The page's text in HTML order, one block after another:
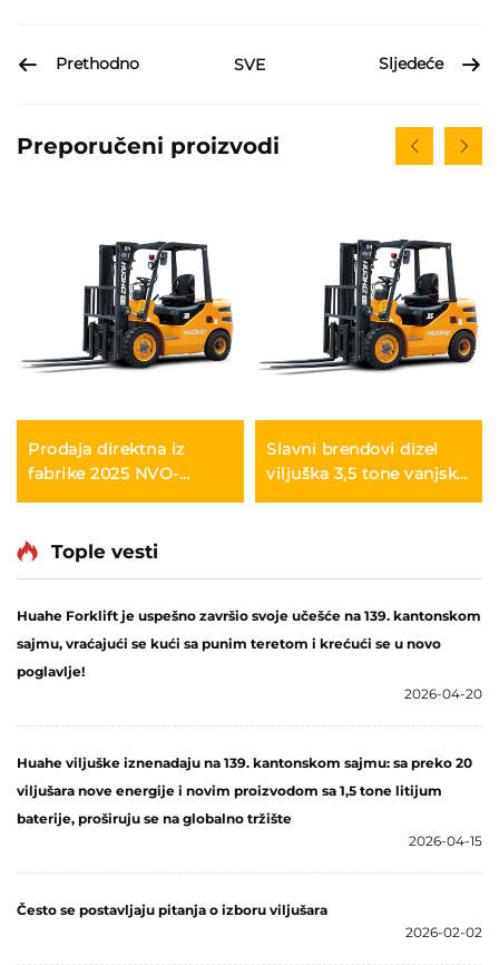
Prethodno SVE Sljedeće
Preporučeni proizvodi
Prodaja direktna iz
fabrike 2025 NVO-
BRAND KINA HUAHE 4
Diesel Forklift
Slavni brendovi dizel
viljuška 3,5 tone vanjski
kamioni viljuška Fwd
Tople vesti
Huahe Forklift je uspešno završio svoje učešće na 139. kantonskom
sajmu, vraćajući se kući sa punim teretom i krećući se u novo
poglavlje!
2026-04-20
Huahe viljuške iznenadaju na 139. kantonskom sajmu: sa preko 20
viljušara nove energije i novim proizvodom sa 1,5 tone litijum
baterije, proširuju se na globalno tržište
2026-04-15
Često se postavljaju pitanja o izboru viljušara
2026-02-02